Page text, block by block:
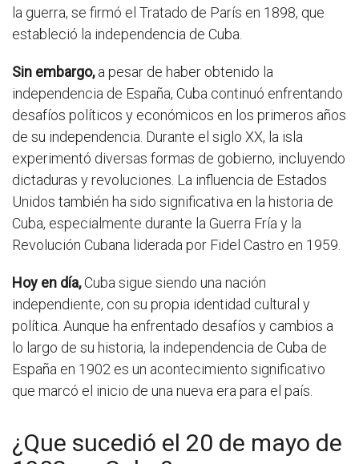
la guerra, se firmó el Tratado de París en 1898, que
estableció la independencia de Cuba.
Sin embargo,a pesar de haber obtenido la
independencia de España, Cuba continuó enfrentando
desafíos políticos y económicos en los primeros años
de su independencia. Durante el siglo XX, la isla
experimentó diversas formas de gobierno, incluyendo
dictaduras y revoluciones. La influencia de Estados
Unidos también ha sido significativa en la historia de
Cuba, especialmente durante la Guerra Fría y la
Revolución Cubana liderada por Fidel Castro en 1959.
Hoy en día,Cuba sigue siendo una nación
independiente, con su propia identidad cultural y
política. Aunque ha enfrentado desafíos y cambios a
lo largo de su historia, la independencia de Cuba de
España en 1902 es un acontecimiento significativo
que marcó el inicio de una nueva era para el país.
¿Que sucedió el 20 de mayo de